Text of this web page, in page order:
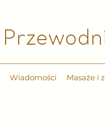
Wiadomości Masaże i